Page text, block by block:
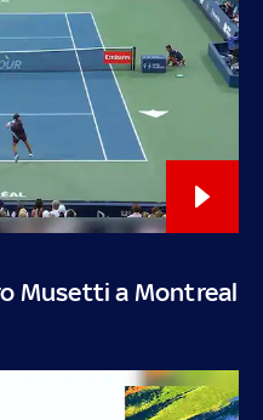
Musetti a Montreal